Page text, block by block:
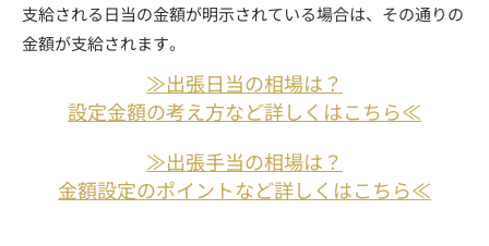
支給される日当の金額が明示されている場合は、その通りの
金額が支給されます。
≫出張日当の相場は？
設定金額の考え方など詳しくはこちら≪
≫出張手当の相場は？
金額設定のポイントなど詳しくはこちら≪